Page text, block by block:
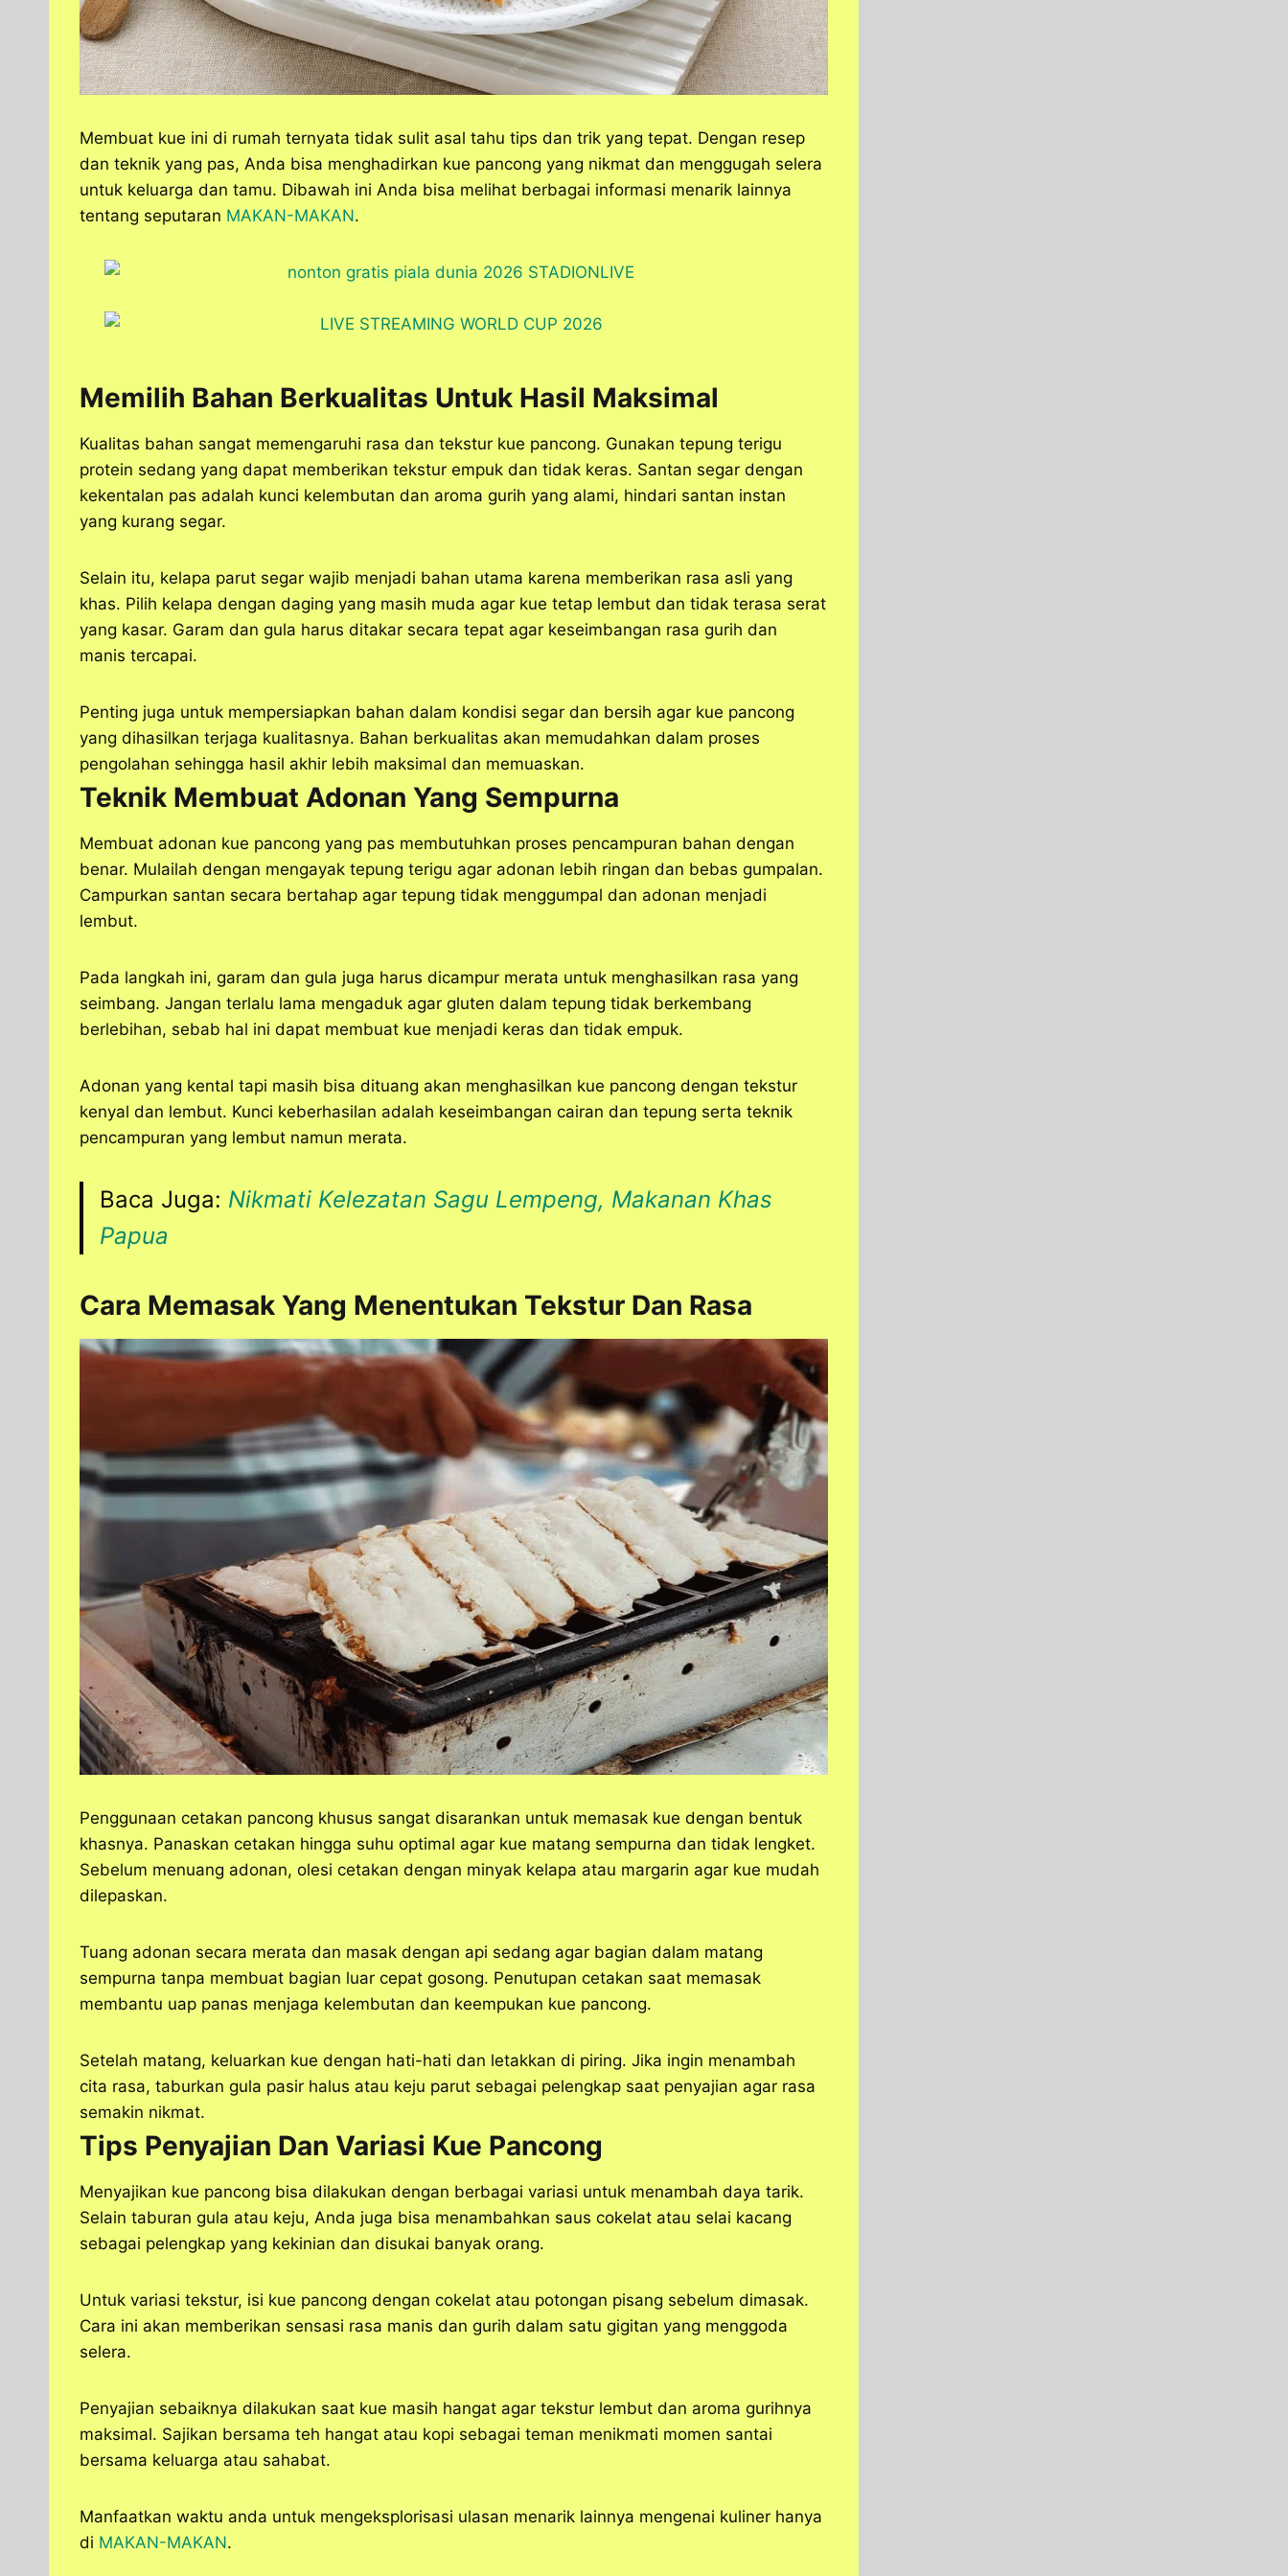
Membuat kue ini di rumah ternyata tidak sulit asal tahu tips dan trik yang tepat. Dengan resep
dan teknik yang pas, Anda bisa menghadirkan kue pancong yang nikmat dan menggugah selera
untuk keluarga dan tamu. Dibawah ini Anda bisa melihat berbagai informasi menarik lainnya
tentang seputaran MAKAN-MAKAN.
Memilih Bahan Berkualitas Untuk Hasil Maksimal
Kualitas bahan sangat memengaruhi rasa dan tekstur kue pancong. Gunakan tepung terigu
protein sedang yang dapat memberikan tekstur empuk dan tidak keras. Santan segar dengan
kekentalan pas adalah kunci kelembutan dan aroma gurih yang alami, hindari santan instan
yang kurang segar.
Selain itu, kelapa parut segar wajib menjadi bahan utama karena memberikan rasa asli yang
khas. Pilih kelapa dengan daging yang masih muda agar kue tetap lembut dan tidak terasa serat
yang kasar. Garam dan gula harus ditakar secara tepat agar keseimbangan rasa gurih dan
manis tercapai.
Penting juga untuk mempersiapkan bahan dalam kondisi segar dan bersih agar kue pancong
yang dihasilkan terjaga kualitasnya. Bahan berkualitas akan memudahkan dalam proses
pengolahan sehingga hasil akhir lebih maksimal dan memuaskan.
Teknik Membuat Adonan Yang Sempurna
Membuat adonan kue pancong yang pas membutuhkan proses pencampuran bahan dengan
benar. Mulailah dengan mengayak tepung terigu agar adonan lebih ringan dan bebas gumpalan.
Campurkan santan secara bertahap agar tepung tidak menggumpal dan adonan menjadi
lembut.
Pada langkah ini, garam dan gula juga harus dicampur merata untuk menghasilkan rasa yang
seimbang. Jangan terlalu lama mengaduk agar gluten dalam tepung tidak berkembang
berlebihan, sebab hal ini dapat membuat kue menjadi keras dan tidak empuk.
Adonan yang kental tapi masih bisa dituang akan menghasilkan kue pancong dengan tekstur
kenyal dan lembut. Kunci keberhasilan adalah keseimbangan cairan dan tepung serta teknik
pencampuran yang lembut namun merata.
Baca Juga: Nikmati Kelezatan Sagu Lempeng, Makanan Khas
Papua
Cara Memasak Yang Menentukan Tekstur Dan Rasa
Penggunaan cetakan pancong khusus sangat disarankan untuk memasak kue dengan bentuk
khasnya. Panaskan cetakan hingga suhu optimal agar kue matang sempurna dan tidak lengket.
Sebelum menuang adonan, olesi cetakan dengan minyak kelapa atau margarin agar kue mudah
dilepaskan.
Tuang adonan secara merata dan masak dengan api sedang agar bagian dalam matang
sempurna tanpa membuat bagian luar cepat gosong. Penutupan cetakan saat memasak
membantu uap panas menjaga kelembutan dan keempukan kue pancong.
Setelah matang, keluarkan kue dengan hati-hati dan letakkan di piring. Jika ingin menambah
cita rasa, taburkan gula pasir halus atau keju parut sebagai pelengkap saat penyajian agar rasa
semakin nikmat.
Tips Penyajian Dan Variasi Kue Pancong
Menyajikan kue pancong bisa dilakukan dengan berbagai variasi untuk menambah daya tarik.
Selain taburan gula atau keju, Anda juga bisa menambahkan saus cokelat atau selai kacang
sebagai pelengkap yang kekinian dan disukai banyak orang.
Untuk variasi tekstur, isi kue pancong dengan cokelat atau potongan pisang sebelum dimasak.
Cara ini akan memberikan sensasi rasa manis dan gurih dalam satu gigitan yang menggoda
selera.
Penyajian sebaiknya dilakukan saat kue masih hangat agar tekstur lembut dan aroma gurihnya
maksimal. Sajikan bersama teh hangat atau kopi sebagai teman menikmati momen santai
bersama keluarga atau sahabat.
Manfaatkan waktu anda untuk mengeksplorisasi ulasan menarik lainnya mengenai kuliner hanya
di MAKAN-MAKAN.